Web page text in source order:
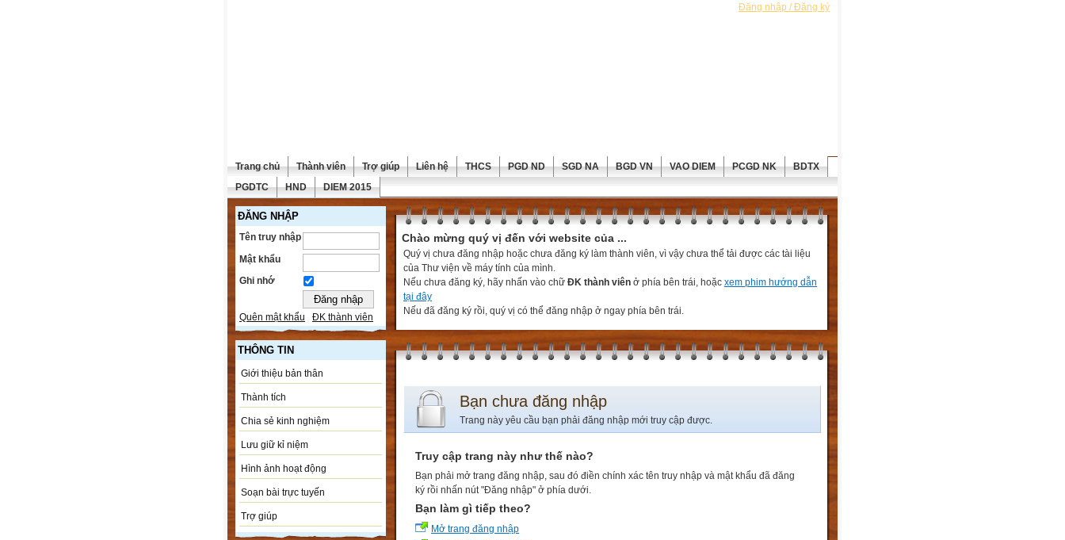
Đăng nhập / Đăng ký
Trang chủ Thành viên Trợ giúp Liên hệ THCS PGD ND SGD NA BGD VN VAO DIEM PCGD NK
BDTX
PGDTC
HND DIEM 2015
ĐĂNG NHẬP
Tên truy nhập
Mật khẩu
Ghi nhớ
Quên mật khẩu ĐK thành viên
THÔNG TIN
Giới thiệu bản thân
Thành tích
Chia sẻ kinh nghiệm
Lưu giữ kỉ niệm
Hình ảnh hoạt động
Soạn bài trực tuyến
Trợ giúp
Chào mừng quý vị đến với website của ...
Quý vị chưa đăng nhập hoặc chưa đăng ký làm thành viên, vì vậy chưa thể tải được các tài liệu
của Thư viện về máy tính của mình.
Nếu chưa đăng ký, hãy nhấn vào chữ ĐK thành viên ở phía bên trái, hoặc xem phim hướng dẫn
tại đây
Nếu đã đăng ký rồi, quý vị có thể đăng nhập ở ngay phía bên trái.
Bạn chưa đăng nhập
Trang này yêu cầu bạn phải đăng nhập mới truy cập được.
Truy cập trang này như thế nào?
Bạn phải mở trang đăng nhập, sau đó điền chính xác tên truy nhập và mật khẩu đã đăng
ký rồi nhấn nút "Đăng nhập" ở phía dưới.
Bạn làm gì tiếp theo?
Mở trang đăng nhập